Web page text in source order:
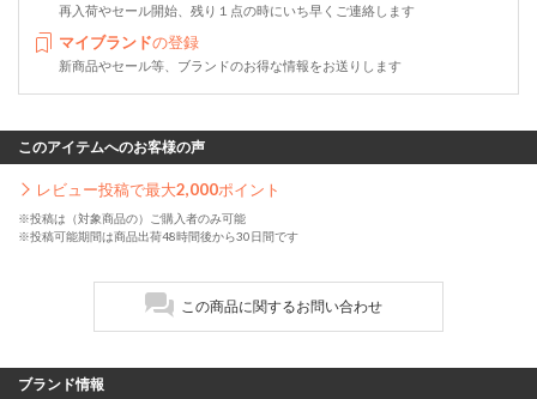
再入荷やセール開始、残り１点の時にいち早くご連絡します
マイブランドの登録
新商品やセール等、ブランドのお得な情報をお送りします
このアイテムへのお客様の声
レビュー投稿で最大2,000ポイント
※投稿は（対象商品の）ご購入者のみ可能
※投稿可能期間は商品出荷48時間後から30日間です
この商品に関するお問い合わせ
ブランド情報